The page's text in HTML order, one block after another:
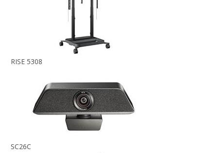
RISE 5308
SC26C